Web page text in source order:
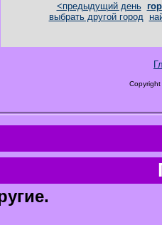
<предыдущий день
выбрать другой город